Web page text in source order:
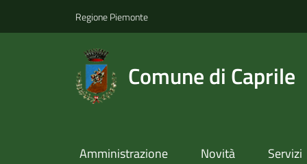
Regione Piemonte
Comune di Caprile
Amministrazione Novità Servizi